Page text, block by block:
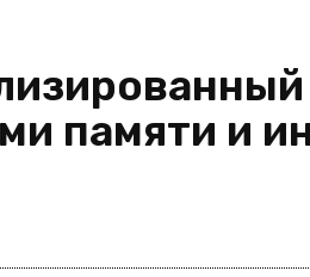
памяти и